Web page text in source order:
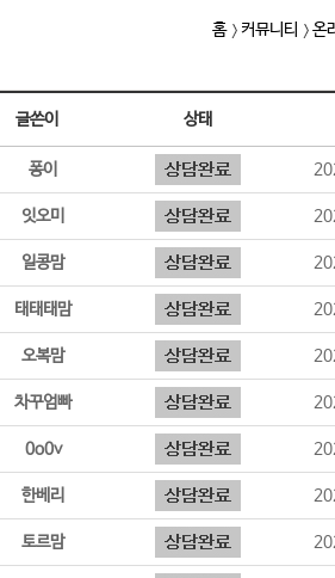
홈 커뮤니티 온
글쓴이 상태
퐁이
잇오미
일콩맘
태태태맘
오복맘
차꾸엄빠
0o0v
한베리
토르맘